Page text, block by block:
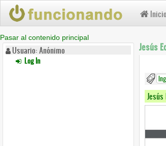
Pasar al contenido principal
Inicio
Usuario: Anónimo
Log In
Jesús